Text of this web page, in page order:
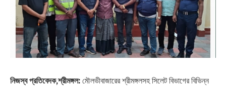
নিজস্ব প্রতিবেদক,শ্রীমঙ্গল: মৌলভীবাজারের শ্রীমঙ্গলসহ সিলেট বিভাগের বিভিন্ন